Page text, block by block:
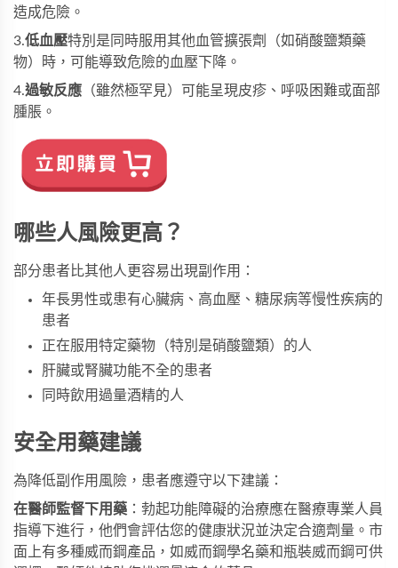
造成危險。
3.低血壓特別是同時服用其他血管擴張劑（如硝酸鹽類藥
物）時，可能導致危險的血壓下降。
4.過敏反應 （雖然極罕見）可能呈現皮疹、呼吸困難或面部
腫脹。
哪些人風險更高？
部分患者比其他人更容易出現副作用：
年長男性或患有心臟病、高血壓、糖尿病等慢性疾病的
患者
正在服用特定藥物（特別是硝酸鹽類）的人
肝臟或腎臟功能不全的患者
同時飲用過量酒精的人
安全用藥建議
為降低副作用風險，患者應遵守以下建議：
在醫師監督下用藥 ：勃起功能障礙的治療應在醫療專業人員
指導下進行，他們會評估您的健康狀況並決定合適劑量。市
面上有多種威而鋼產品，如威而鋼學名藥和瓶裝威而鋼 可供